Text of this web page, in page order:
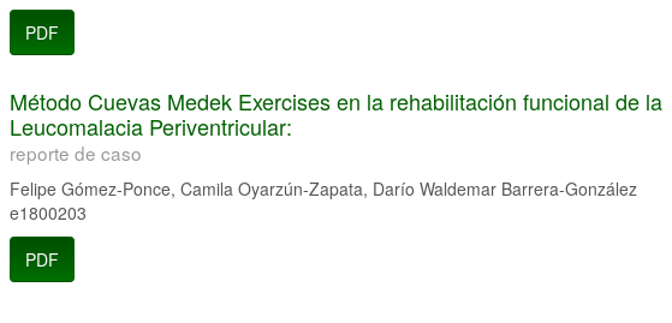
PDF
Método Cuevas Medek Exercises en la rehabilitación funcional de la
Leucomalacia Periventricular:
reporte de caso
Felipe Gómez-Ponce, Camila Oyarzún-Zapata, Darío Waldemar Barrera-González
e1800203
PDF